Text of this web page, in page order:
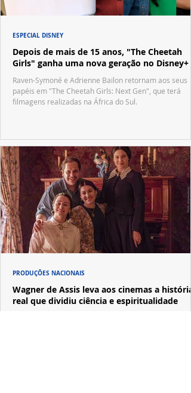
Depois de mais de 15 anos, "The Cheetah
Girls" ganha uma nova geração no Disney+
Raven-Symoné e Adrienne Bailon retornam aos seus
papéis em "The Cheetah Girls: Next Gen", que terá
filmagens realizadas na África do Sul.
ESPECIAL DISNEY
Wagner de Assis leva aos cinemas a história
real que dividiu ciência e espiritualidade
PRODUÇÕES NACIONAIS